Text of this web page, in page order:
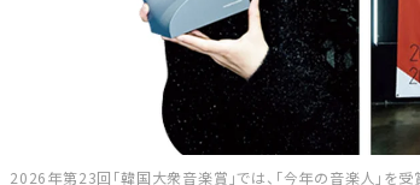
2026年第23回「韓国大衆音楽賞」では、「今年の音楽人」を受